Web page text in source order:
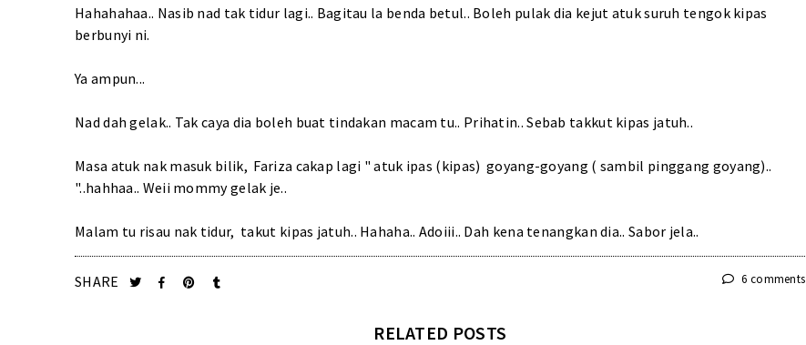
Hahahahaa.. Nasib nad tak tidur lagi.. Bagitau la benda betul.. Boleh pulak dia kejut atuk suruh tengok kipas
berbunyi ni.
Ya ampun...
Nad dah gelak.. Tak caya dia boleh buat tindakan macam tu.. Prihatin.. Sebab takkut kipas jatuh..
Masa atuk nak masuk bilik, Fariza cakap lagi " atuk ipas (kipas) goyang-goyang ( sambil pinggang goyang)..
"..hahhaa.. Weii mommy gelak je..
Malam tu risau nak tidur, takut kipas jatuh.. Hahaha.. Adoiii.. Dah kena tenangkan dia.. Sabor jela..
SHARE 6 comments
RELATED POSTS